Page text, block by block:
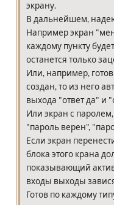
экрану.
В дальнейшем,
Например экран
каждому пункту
останется только
Или, например,
создан, то из него
выхода "ответ да" и
Или экран с
"пароль верен",
Если экран
блока этого крана
показывающий
входы выходы
Готов по каждому